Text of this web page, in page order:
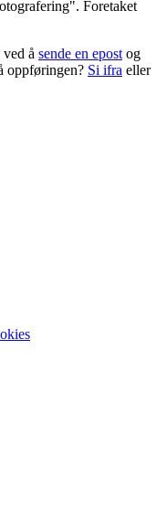
Foretaket
å sende en epost og
oppføringen? Si ifra eller